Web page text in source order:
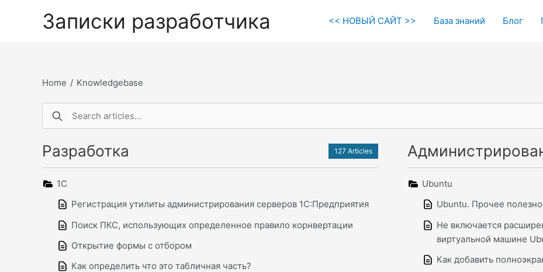
Записки разработчика << НОВЫЙ САЙТ >> База знаний Блог
Home / Knowledgebase
Разработка 127 Articles
1С
Регистрация утилиты администрирования серверов 1С:Предприятия
Поиск ПКС, использующих определенное правило корнвертации
Открытие формы с отбором
Как определить что это табличная часть?
Ubuntu
Ubuntu. Прочее
Не включается
виртуальной машине
Как добавить